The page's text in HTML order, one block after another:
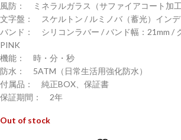
風防： ミネラルガラス（サファイアコート加工
文字盤： スケルトン / ルミノバ（蓄光）インデ
バンド： シリコンラバー / バンド幅：21mm /
PINK
機能： 時・分・秒
防水： 5ATM（日常生活用強化防水）
付属品： 純正BOX、保証書
保証期間： 2年
Out of stock